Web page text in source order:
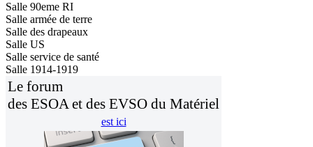
Salle 90eme RI
Salle armée de terre
Salle des drapeaux
Salle US
Salle service de santé
Salle 1914-1919
Le forum
des ESOA et des EVSO du Matériel
est ici